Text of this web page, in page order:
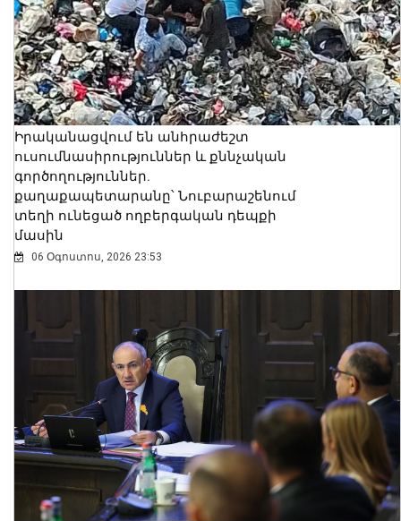
Իրականացվում են անհրաժեշտ
ուսումնասիրություններ և քննչական
գործողություններ.
քաղաքապետարանը՝ Նուբարաշենում
տեղի ունեցած ողբերգական դեպքի
մասին
06 Օգոստոս, 2026 23:53